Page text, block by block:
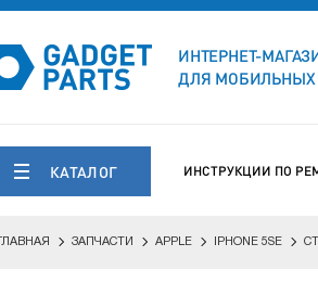
ИНТЕРНЕТ-
ДЛЯ МОБИЛЬНЫХ
КАТАЛОГ ИНСТРУКЦИИ ПО
ГЛАВНАЯ ЗАПЧАСТИ APPLE IPHONE 5SE